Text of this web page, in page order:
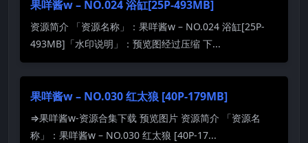
果咩酱w – NO.024 浴缸[25P-493MB]
资源简介 「资源名称」：果咩酱w – NO.024 浴缸[25P-
493MB]「水印说明」：预览图经过压缩 下...
果咩酱w – NO.030 红太狼 [40P-179MB]
⇒果咩酱w-资源合集下载 预览图片 资源简介 「资源名
称」：果咩酱w – NO.030 红太狼 [40P-17...